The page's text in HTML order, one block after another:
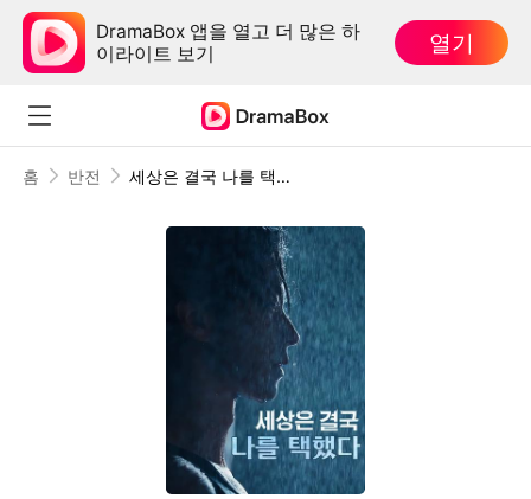
DramaBox 앱을 열고 더 많은 하
이라이트 보기
열기
홈 반전 세상은 결국 나를 택했다